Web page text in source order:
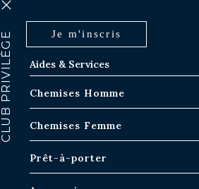
Aides & Services
Délais d'expédition
Échange dans les boutiques Paris-IDF
Chemises Homme
Chemises Bleues
Chemises à Carreaux
Chemises Femme
Chemises Blanches Femme
Prêt-à-porter
Je m'inscris